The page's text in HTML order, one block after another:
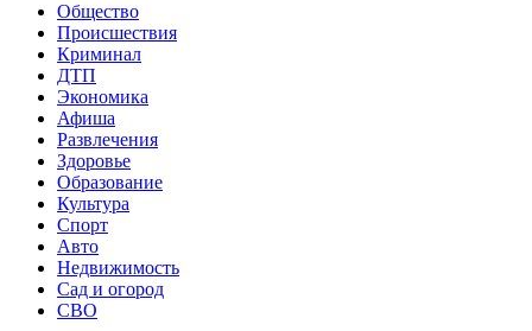
Общество
Происшествия
Криминал
ДТП
Экономика
Афиша
Развлечения
Здоровье
Образование
Культура
Спорт
Авто
Недвижимость
Сад и огород
СВО